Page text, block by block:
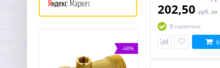
-68%
202,50 руб. за
В наличии